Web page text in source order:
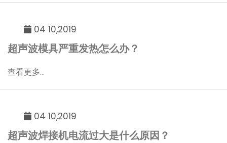
04 10,2019
超声波模具严重发热怎么办？
查看更多...
04 10,2019
超声波焊接机电流过大是什么原因？